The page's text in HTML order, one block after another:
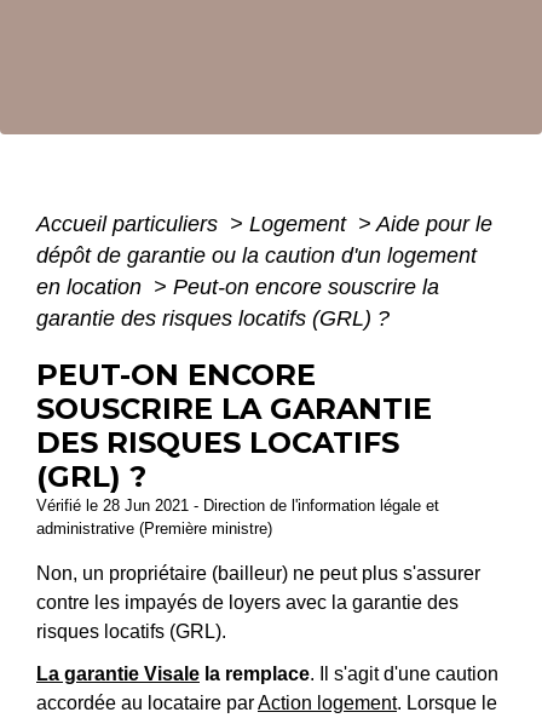
Accueil particuliers > Logement > Aide pour le
dépôt de garantie ou la caution d'un logement
en location > Peut-on encore souscrire la
garantie des risques locatifs (GRL) ?
PEUT-ON ENCORE
SOUSCRIRE LA GARANTIE
DES RISQUES LOCATIFS
(GRL) ?
Vérifié le 28 Jun 2021 - Direction de l'information légale et
administrative (Première ministre)
Non, un propriétaire (bailleur) ne peut plus s'assurer
contre les impayés de loyers avec la garantie des
risques locatifs (GRL).
La garantie Visale la remplace. Il s'agit d'une caution
accordée au locataire parAction logement. Lorsque le